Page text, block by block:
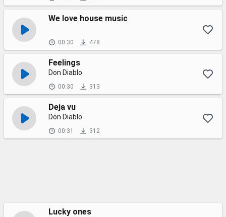
We love house music
00:30 478
Feelings
Don Diablo
00:30 313
Deja vu
Don Diablo
00:31 312
Lucky ones